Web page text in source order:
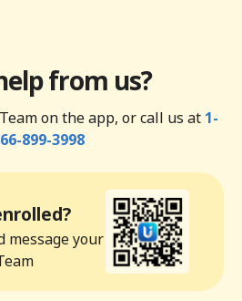
from us?
on the app, or call us at 1-
899-3998
message your